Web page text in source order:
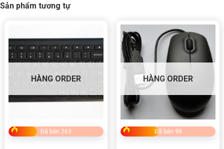
Sản phẩm tương tự
HÀNG ORDER
Đã bán 263
HÀNG ORDER
Đã bán 98